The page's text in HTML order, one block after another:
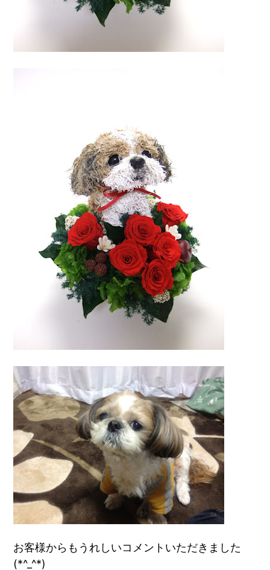
お客様からもうれしいコメントいただきました
(*^_^*)